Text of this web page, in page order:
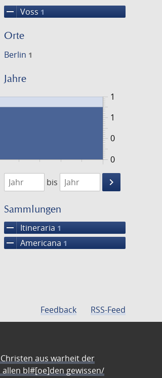
remove Voss 1
Orte
Berlin 1
Jahre
0
1
0
1
1795
bis
keyboard_arrow_right
Suche
Sammlungen
remove Itineraria 1
remove Americana 1
Feedback RSS-Feed
aus warheit der
bl#[oe]den gewissen/